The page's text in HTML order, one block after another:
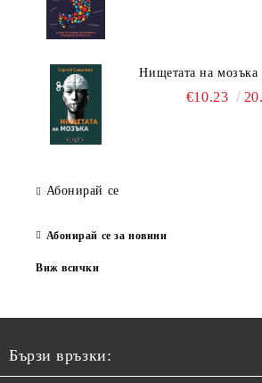
Нищетата на мозъка
€10.23
Абонирай се
Абонирай се за новини
Виж всички
Бързи връзки: